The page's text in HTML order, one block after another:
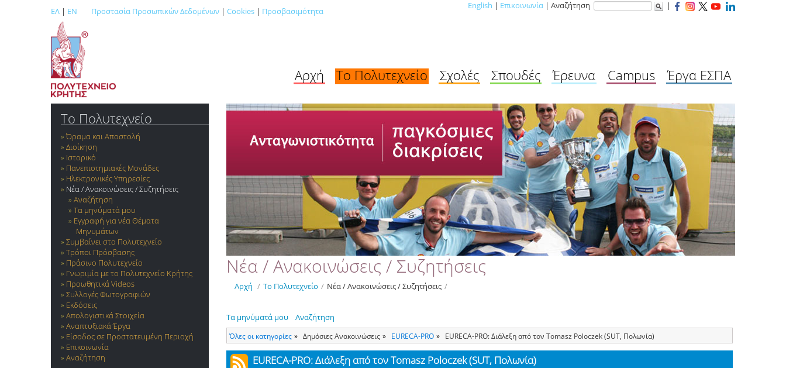
ΕΛ | EN Προστασία Προσωπικών Δεδομένων | Cookies | Προσβασιμότητα
English | Επικοινωνία | Αναζήτηση |
Αρχή Το Πολυτεχνείο Σχολές Σπουδές Έρευνα Campus Έργα ΕΣΠΑ
Το Πολυτεχνείο
Όραμα και Αποστολή
Διοίκηση
Ιστορικό
Πανεπιστημιακές Μονάδες
Ηλεκτρονικές Υπηρεσίες
Νέα / Ανακοινώσεις / Συζητήσεις
Αναζήτηση
Τα μηνύματά μου
Εγγραφή για νέα Θέματα
Μηνυμάτων
Συμβαίνει στο Πολυτεχνείο
Τρόποι Πρόσβασης
Πράσινο Πολυτεχνείο
Γνωριμία με το Πολυτεχνείο Κρήτης
Προωθητικά Videos
Συλλογές Φωτογραφιών
Εκδόσεις
Απολογιστικά Στοιχεία
Αναπτυξιακά Έργα
Είσοδος σε Προστατευμένη Περιοχή
Επικοινωνία
Αναζήτηση
Νέα / Ανακοινώσεις / Συζητήσεις
Αρχή / Το Πολυτεχνείο / Νέα / Ανακοινώσεις / Συζητήσεις /
Τα μηνύματά μου Αναζήτηση
Όλες οι κατηγορίες Δημόσιες Ανακοινώσεις ΕURECA-PRO EURECA-PRO: Διάλεξη από τον Tomasz Poloczek (SUT, Πολωνία)
EURECA-PRO: Διάλεξη από τον Tomasz Poloczek (SUT, Πολωνία)